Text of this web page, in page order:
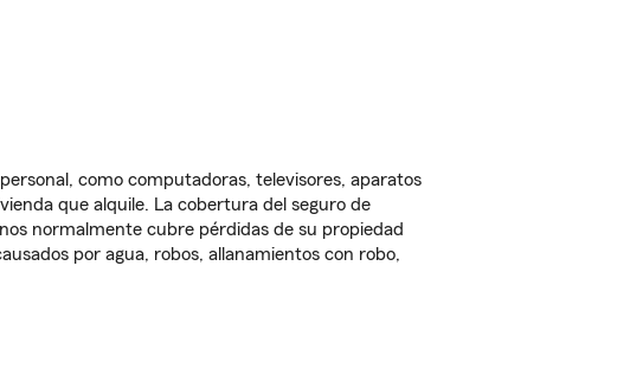
como computadoras, televisores, aparatos
que alquile. La cobertura del seguro de
normalmente cubre pérdidas de su propiedad
por agua, robos, allanamientos con robo,